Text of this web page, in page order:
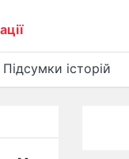
Підсумки історій